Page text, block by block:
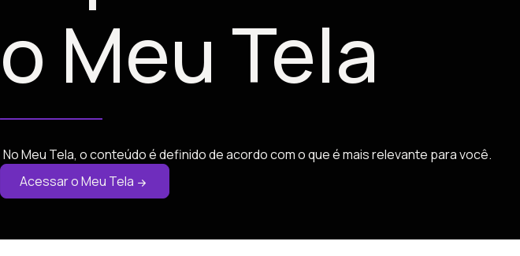
o Meu Tela
No Meu Tela, o conteúdo é definido de acordo com o que é mais relevante para você.
Acessar o Meu Tela